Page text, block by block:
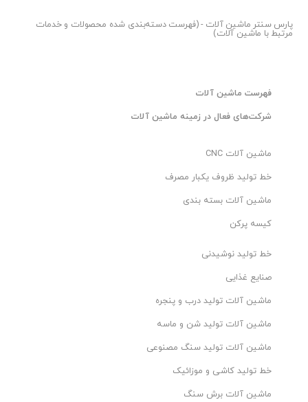
پارس سنتر ماشین آلات - (فهرست دسته‌بندی شده محصولات و خدمات
مرتبط با ماشین آلات)
فهرست ماشین آلات
شرکت‌های فعال در زمینه ماشین آلات
ماشین آلات CNC
خط تولید ظروف یکبار مصرف
ماشین آلات بسته بندی
کیسه پرکن
خط تولید نوشیدنی
صنایع غذایی
ماشین آلات تولید درب و پنجره
ماشین آلات تولید شن و ماسه
ماشین آلات تولید سنگ مصنوعی
خط تولید کاشی و موزائیک
ماشین آلات برش سنگ